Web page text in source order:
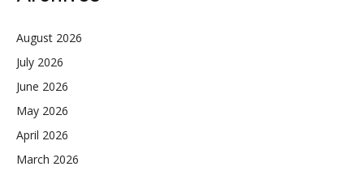
August 2026
July 2026
June 2026
May 2026
April 2026
March 2026